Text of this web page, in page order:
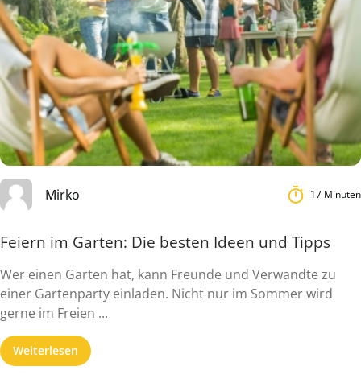
Mirko 17 Minuten
Feiern im Garten: Die besten Ideen und Tipps
Wer einen Garten hat, kann Freunde und Verwandte zu
einer Gartenparty einladen. Nicht nur im Sommer wird
gerne im Freien ...
Weiterlesen